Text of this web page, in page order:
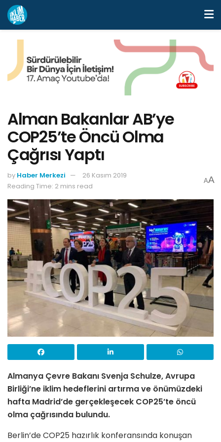
Alman Bakanlar AB’ye
COP25’te Öncü Olma
Çağrısı Yaptı
by Haber Merkezi
26 Kasım 2019
Reading Time: 2 mins read
AA
Almanya Çevre Bakanı Svenja Schulze, Avrupa
Birliği’ne iklim hedeflerini artırma ve önümüzdeki
hafta Madrid’de gerçekleşecek COP25’te öncü
olma çağrısında bulundu.
Berlin’de COP25 hazırlık konferansında konuşan